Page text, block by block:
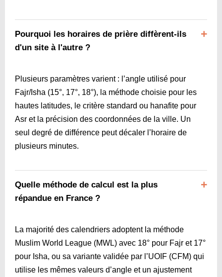
Pourquoi les horaires de prière diffèrent-ils
d'un site à l'autre ?
Plusieurs paramètres varient : l’angle utilisé pour
Fajr/Isha (15°, 17°, 18°), la méthode choisie pour les
hautes latitudes, le critère standard ou hanafite pour
Asr et la précision des coordonnées de la ville. Un
seul degré de différence peut décaler l’horaire de
plusieurs minutes.
Quelle méthode de calcul est la plus
répandue en France ?
La majorité des calendriers adoptent la méthode
Muslim World League (MWL) avec 18° pour Fajr et 17°
pour Isha, ou sa variante validée par l’UOIF (CFM) qui
utilise les mêmes valeurs d’angle et un ajustement